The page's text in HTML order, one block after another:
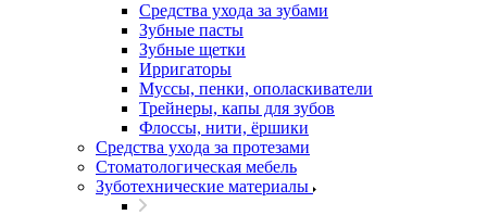
Средства ухода за зубами
Зубные пасты
Зубные щетки
Ирригаторы
Муссы, пенки, ополаскиватели
Трейнеры, капы для зубов
Флоссы, нити, ёршики
Средства ухода за протезами
Стоматологическая мебель
Зуботехнические материалы